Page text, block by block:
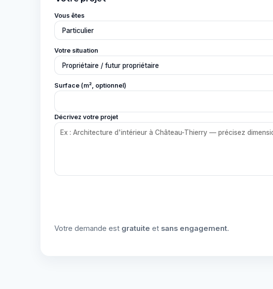
Vous êtes
Votre situation
Surface (m², optionnel)
Décrivez votre projet
Votre demande est gratuite et sans engagement.